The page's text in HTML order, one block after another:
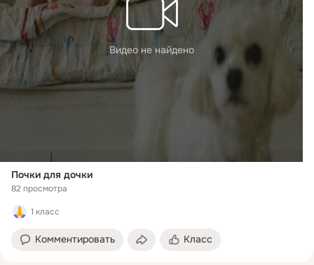
Видео не найдено
Почки для дочки
82 просмотра
1 класс
Комментировать Класс